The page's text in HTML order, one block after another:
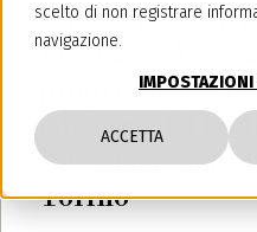
scelto di non registrare
navigazione.
IMPOSTAZIONI
ACCETTA
EXPOSED
Jacobacci
proprio
edizione del
Internazionale
Torino